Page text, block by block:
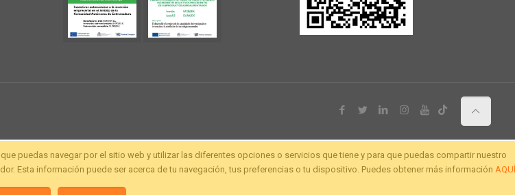
puedas navegar por el sitio web y utilizar las diferentes opciones o servicios que tiene y para que puedas compartir nuestro
Esta información puede ser acerca de tu navegación, tus preferencias o tu dispositivo. Puedes obtener más información AQUÍ